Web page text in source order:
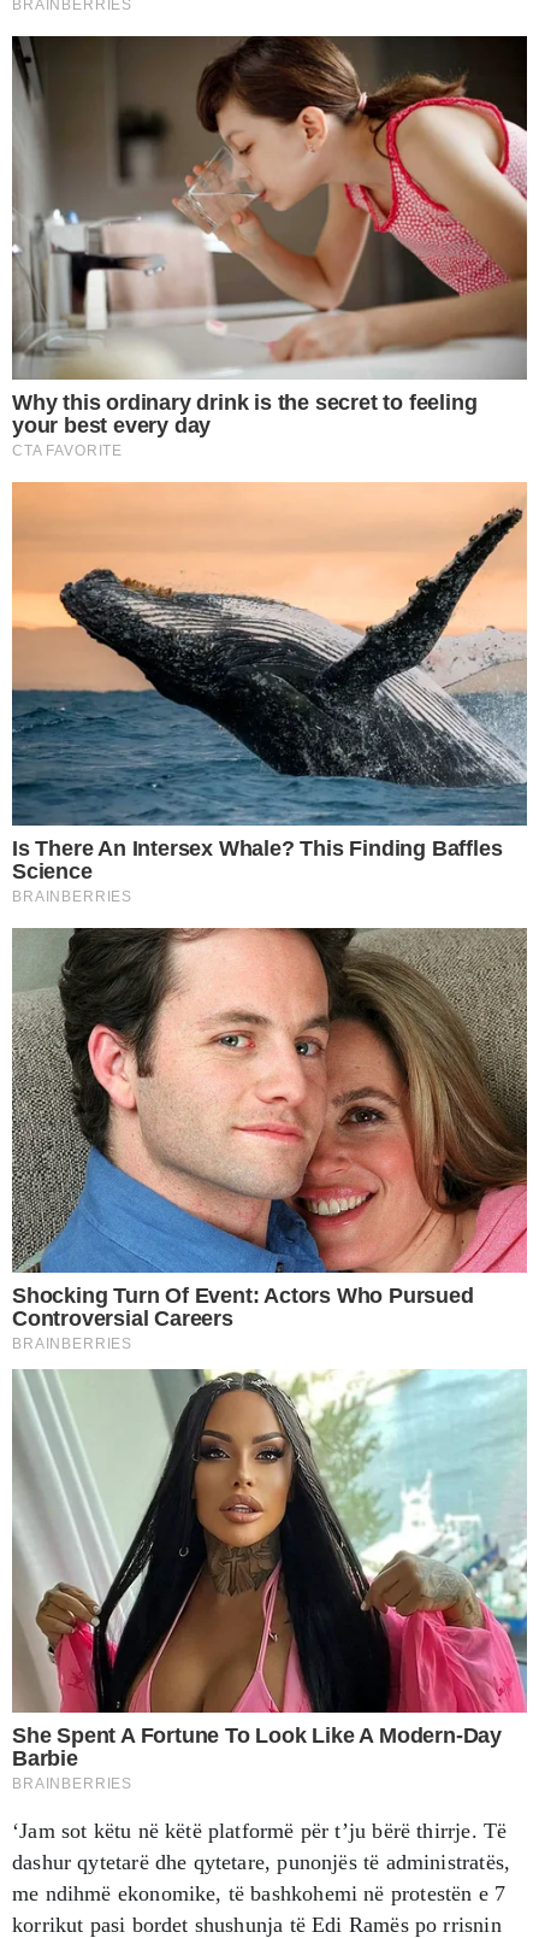
‘Jam sot këtu në këtë platformë për t’ju bërë thirrje. Të
dashur qytetarë dhe qytetare, punonjës të administratës,
me ndihmë ekonomike, të bashkohemi në protestën e 7
korrikut pasi bordet shushunja të Edi Ramës po rrisnin